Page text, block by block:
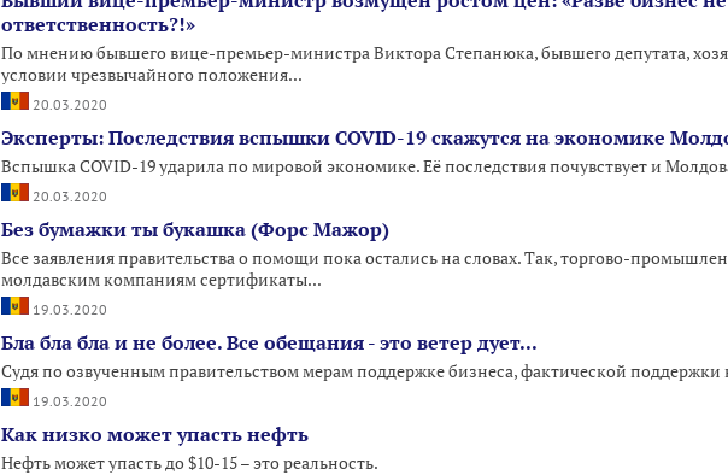
ответственность?!»
По мнению бывшего вице-премьер-министра Виктора Степанюка, бывшего депутата,
условии чрезвычайного положения...
20.03.2020
Эксперты: Последствия вспышки COVID-19 скажутся на экономике
Вспышка COVID-19 ударила по мировой экономике. Её последствия почувствует и
20.03.2020
Без бумажки ты букашка (Форс Мажор)
Все заявления правительства о помощи пока остались на словах. Так, торгово-
молдавским компаниям сертификаты...
19.03.2020
Бла бла бла и не более. Все обещания - это ветер дует...
Судя по озвученным правительством мерам поддержке бизнеса, фактической поддержки
19.03.2020
Как низко может упасть нефть
Нефть может упасть до $10-15 – это реальность.